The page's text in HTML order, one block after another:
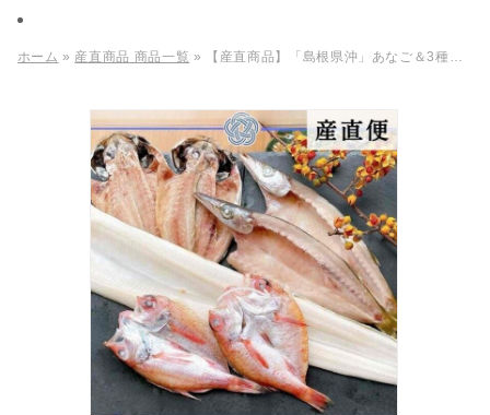
ホーム » 産直商品 商品一覧 » 【産直商品】「島根県沖」あなご＆3種一夜干し詰合せ【送料込/北海道・沖縄送料別途】【オンライン限定】